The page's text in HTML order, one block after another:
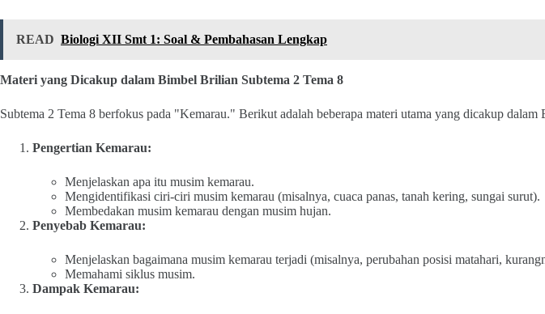
READ Biologi XII Smt 1: Soal & Pembahasan Lengkap
Materi yang Dicakup dalam Bimbel Brilian Subtema 2 Tema 8
Subtema 2 Tema 8 berfokus pada "Kemarau." Berikut adalah beberapa materi utama yang dicakup
Pengertian Kemarau:
Menjelaskan apa itu musim kemarau.
Mengidentifikasi ciri-ciri musim kemarau (misalnya, cuaca panas, tanah kering, sungai surut).
Membedakan musim kemarau dengan musim hujan.
Penyebab Kemarau:
Menjelaskan bagaimana musim kemarau terjadi (misalnya, perubahan posisi matahari,
Memahami siklus musim.
Dampak Kemarau: